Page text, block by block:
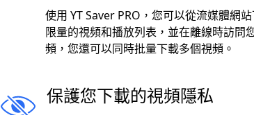
使用 YT Saver PRO，您可以從流媒體網
限量的視頻和播放列表，並在離線時訪問
頻，您還可以同時批量下載多個視頻。
保護您下載的視頻隱私